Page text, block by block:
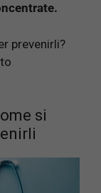
prevenirli?
si